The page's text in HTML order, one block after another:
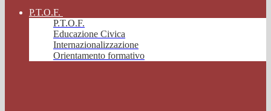
P.T.O.F.
P.T.O.F.
Educazione Civica
Internazionalizzazione
Orientamento formativo